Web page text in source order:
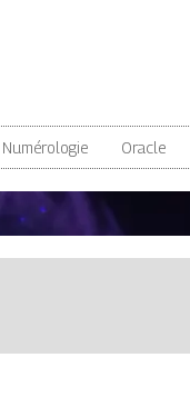
Numérologie Oracle